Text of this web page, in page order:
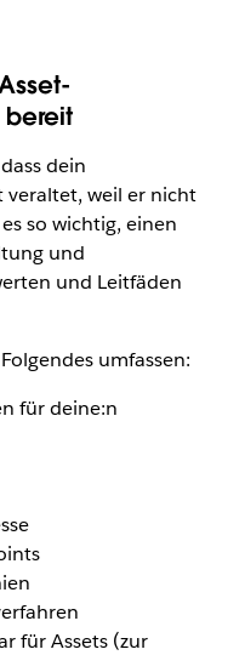
bereit
dein
weil er nicht
so wichtig, einen
und
und Leitfäden
umfassen:
für deine:n
für Assets (zur